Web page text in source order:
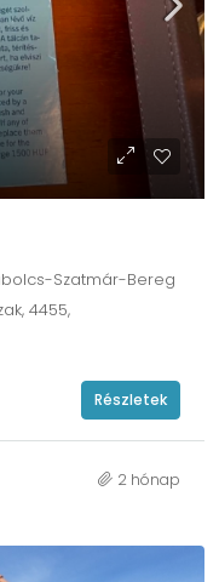
Szatmár-Bereg
4455,
Részletek
2 hónap